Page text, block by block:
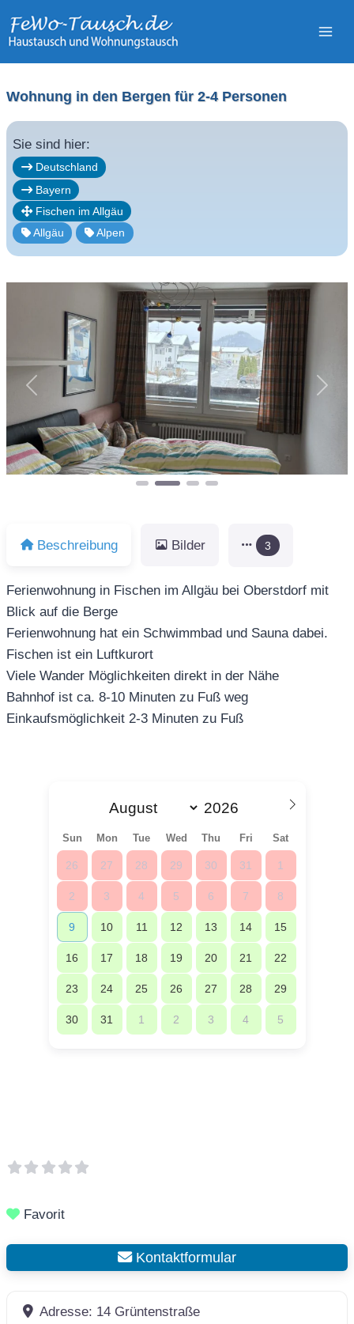
Inhalt
Wohnung in den Bergen für 2-4 Personen
Sie sind hier:
Deutschland
Bayern
Fischen im Allgäu
Allgäu
Alpen
Vorheriges
Beschreibung Bilder 3
Ferienwohnung in Fischen im Allgäu bei Oberstdorf mit
Blick auf die Berge
Ferienwohnung hat ein Schwimmbad und Sauna dabei.
Fischen ist ein Luftkurort
Viele Wander Möglichkeiten direkt in der Nähe
Bahnhof ist ca. 8-10 Minuten zu Fuß weg
Einkaufsmöglichkeit 2-3 Minuten zu Fuß
Sun Mon Tue Wed Thu Fri Sat
26 27 28 29 30 31 1
2 3 4 5 6 7 8
9 10 11 12 13 14 15
16 17 18 19 20 21 22
23 24 25 26 27 28 29
30 31 1 2 3 4 5
Favorit
Kontaktformular
Adresse: 14 Grüntenstraße